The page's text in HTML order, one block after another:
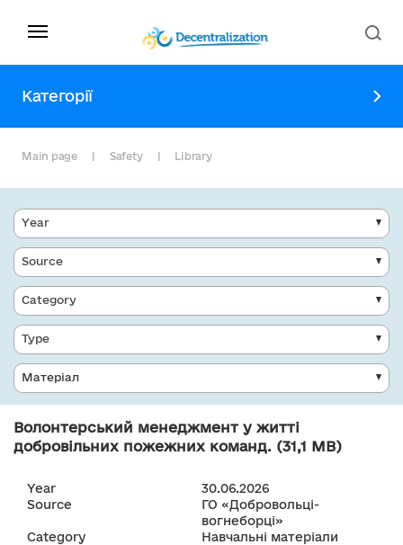
Категорії
Main page Safety Library
Year
Source
Category
Type
Матеріал
Волонтерський менеджмент у житті
добровільних пожежних команд. (31,1 MB)
Year
30.06.2026
Source
ГО «Добровольці-
вогнеборці»
Category
Навчальні матеріали